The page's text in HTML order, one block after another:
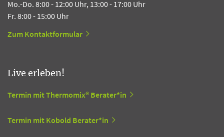
Mo.-Do. 8:00 - 12:00 Uhr, 13:00 - 17:00 Uhr
Fr. 8:00 - 15:00 Uhr
Zum Kontaktformular
Live erleben!
Termin mit Thermomix® Berater*in
Termin mit Kobold Berater*in